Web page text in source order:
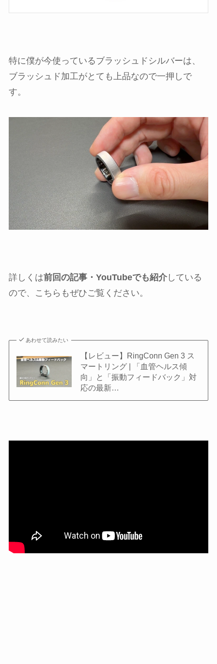
特に僕が今使っているブラッシュドシルバーは、
ブラッシュド加工がとても上品なので一押しで
す。
詳しくは前回の記事・YouTubeでも紹介している
ので、こちらもぜひご覧ください。
あわせて読みたい
【レビュー】RingConn Gen 3 ス
マートリング | 「血管ヘルス傾
向」と「振動フィードバック」対
応の最新…